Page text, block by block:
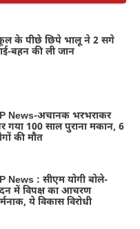
के पीछे छिपे भालू ने 2 सगे
बहन की ली जान
News-अचानक भरभराकर
गया 100 साल पुराना मकान, 6
की मौत
News : सीएम योगी बोले-
में विपक्ष का आचरण
ये विकास विरोधी